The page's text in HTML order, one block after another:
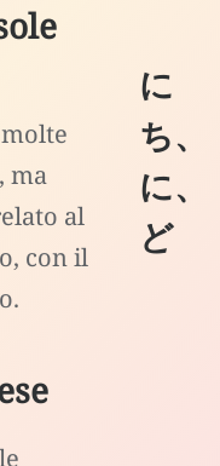
ma
al
con il
に
ち、
に、
ど